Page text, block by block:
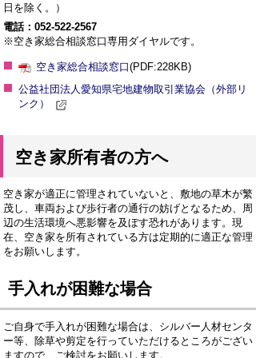
日を除く。）
電話：052-522-2567
※空き家総合相談窓口専用ダイヤルです。
空き家総合相談窓口(PDF:228KB)
公益社団法人愛知県宅地建物取引業協会（外部リ
ンク）
空き家所有者の方へ
空き家が適正に管理されていないと、敷地の草木が繁
茂し、車両および歩行者の通行の妨げとなるため、周
辺の生活環境へ悪影響を及ぼす恐れがあります。現
在、空き家を所有されている方は定期的に適正な管理
をお願いします。
手入れが困難な場合
ご自身で手入れが困難な場合は、シルバー人材センタ
ー等、除草や剪定を行っていただけるところがござい
ますので、ご検討をお願いします。